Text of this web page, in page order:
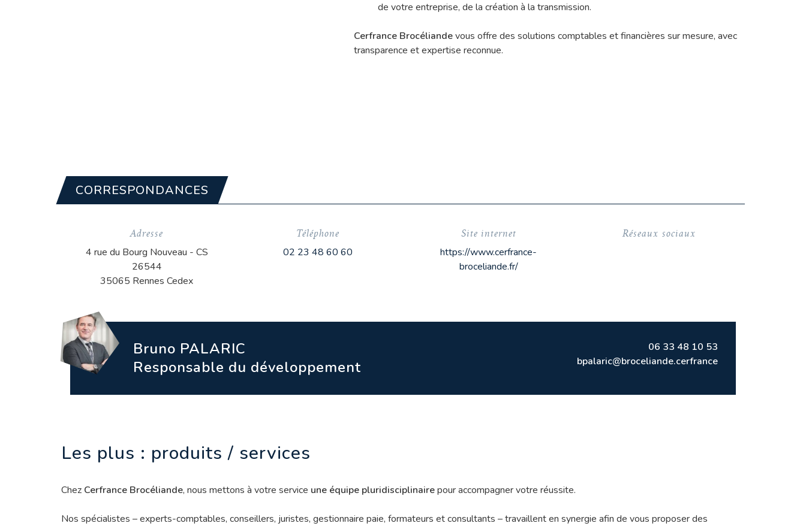
de votre entreprise, de la création à la transmission.
Cerfrance Brocéliandevous offre des solutions comptables et financières sur mesure, avec
transparence et expertise reconnue.
CORRESPONDANCES
Adresse
4 rue du Bourg Nouveau - CS
26544
35065 Rennes Cedex
Téléphone
02 23 48 60 60
Site internet
https://www.cerfrance-
broceliande.fr/
Réseaux sociaux
Bruno PALARIC
Responsable du développement
06 33 48 10 53
bpalaric@broceliande.cerfrance
Les plus : produits / services
Chez Cerfrance Brocéliande, nous mettons à votre service une équipe pluridisciplinairepour accompagner votre réussite.
Nos spécialistes – experts-comptables, conseillers, juristes, gestionnaire paie, formateurs et consultants – travaillent en synergie afin de vous proposer des